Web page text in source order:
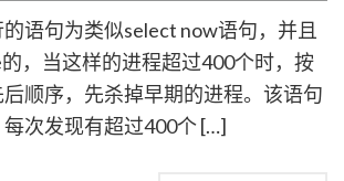
语句为类似select now语句，并且
，当这样的进程超过400个时，按
顺序，先杀掉早期的进程。该语句
次发现有超过400个 […]